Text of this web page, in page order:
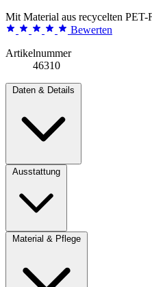
Mit Material aus recycelten PET-
Bewerten
Artikelnummer
46310
Daten & Details
Ausstattung
Material & Pflege